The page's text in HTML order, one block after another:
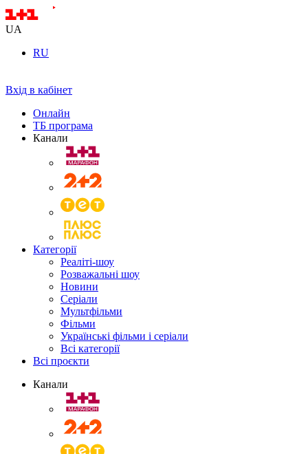
UA
RU
Вхід в кабінет
Онлайн
ТБ програма
Канали
Категорії
Реаліті-шоу
Розважальні шоу
Новини
Серіали
Мультфільми
Фільми
Українські фільми і серіали
Всі категорії
Всі проєкти
Канали